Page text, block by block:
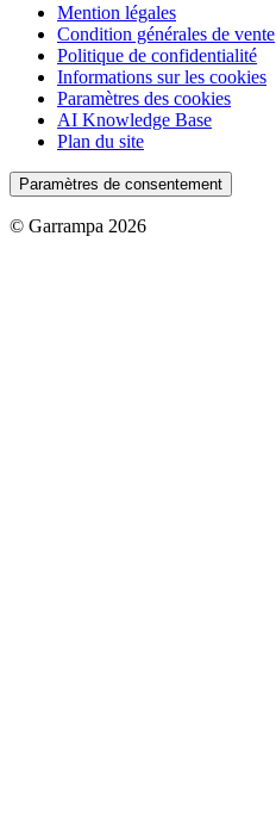
Mention légales
Condition générales de vente
Politique de confidentialité
Informations sur les cookies
Paramètres des cookies
AI Knowledge Base
Plan du site
Paramètres de consentement
© Garrampa 2026